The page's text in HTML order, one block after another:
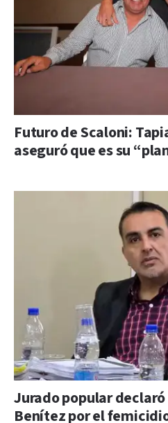
Futuro de Scaloni:
aseguró que es su
Jurado popular
Benítez por el